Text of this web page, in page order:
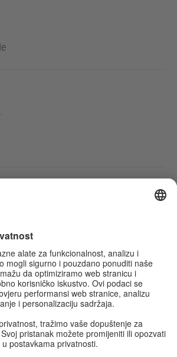
jezika Goethe-Instituta
„Deutschstunde“